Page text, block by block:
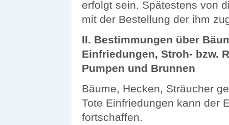
erfolgt sein. Spätestens von
mit der Bestellung der ihm
II. Bestimmungen über
Einfriedungen, Stroh- bzw.
Pumpen und Brunnen
Bäume, Hecken, Sträucher
Tote Einfriedungen kann der
fortschaffen.